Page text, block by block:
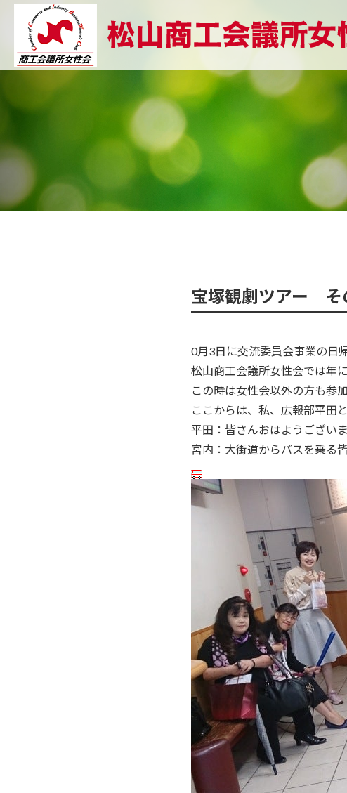
宝塚観劇ツアー そ
0月3日に交流委員会事業の日
松山商工会議所女性会では年
この時は女性会以外の方も参加
ここからは、私、広報部平田
平田：皆さんおはようございま
宮内：大街道からバスを乗る